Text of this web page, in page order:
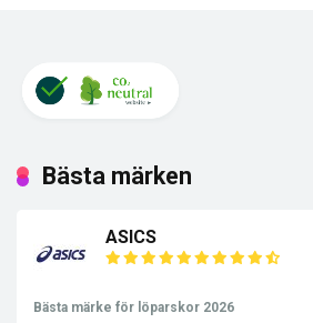
Bästa märken
ASICS
Bästa märke för löparskor 2026